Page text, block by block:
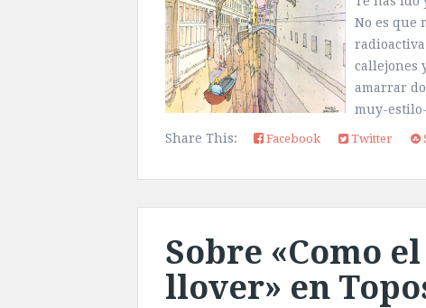
No es que
callejones
amarrar
muy-
Share This:
Facebook Twitter
Sobre «Como
llover» en